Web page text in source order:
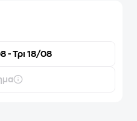
- Τρι 18/08